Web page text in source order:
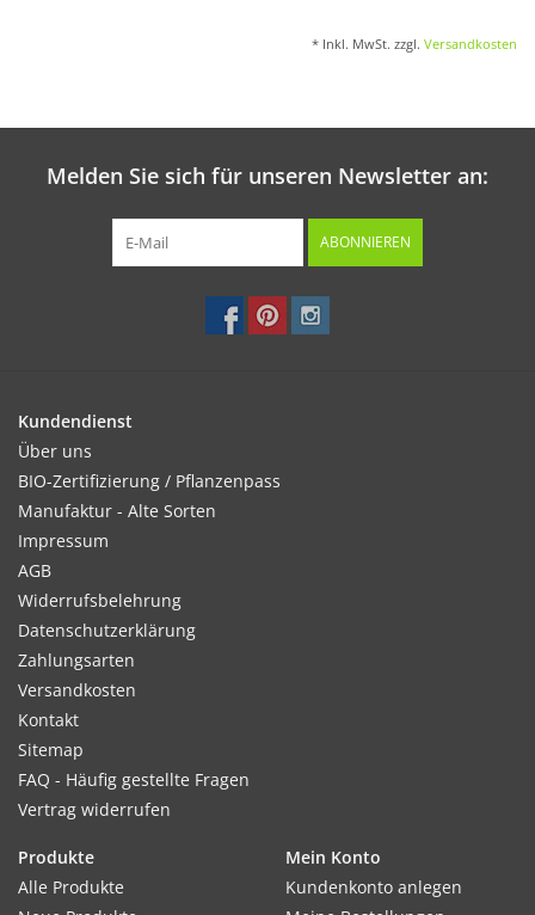
Keimung:
Standort:
Sonnig. Nährstoffreicher Boden vorteilhaft.
Ernte / Blüte:
Ab Juli - Oktober
Verwendung:
Für Beete und Rabatten. Ideale Schnittblume.
Tipp:
Entfernen verwelkter Blüten fördert Nachblüte.
* Inkl. MwSt. zzgl. Versandkosten
Melden Sie sich für unseren Newsletter an:
ABONNIEREN
Kundendienst
Über uns
BIO-Zertifizierung / Pflanzenpass
Manufaktur - Alte Sorten
Impressum
AGB
Widerrufsbelehrung
Datenschutzerklärung
Zahlungsarten
Versandkosten
Kontakt
Sitemap
FAQ - Häufig gestellte Fragen
Vertrag widerrufen
Produkte
Alle Produkte
Mein Konto
Kundenkonto anlegen